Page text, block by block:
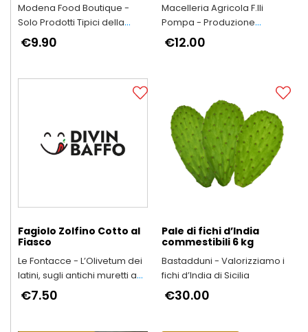
Modena Food Boutique -
Solo Prodotti Tipici della
Provincia di Modena
€9.90
Macelleria Agricola F.lli
Pompa - Produzione
Arrosticini Abruzzesi
artigianali
€12.00
Fagiolo Zolfino Cotto al
Fiasco
Le Fontacce - L’Olivetum dei
latini, sugli antichi muretti a
secco
€7.50
Pale di fichi d’India
commestibili 6 kg
Bastadduni - Valorizziamo i
fichi d’India di Sicilia
€30.00